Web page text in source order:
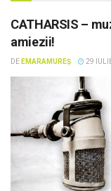
CATHARSIS –
amiezii!
DE EMARAMUREȘ 29